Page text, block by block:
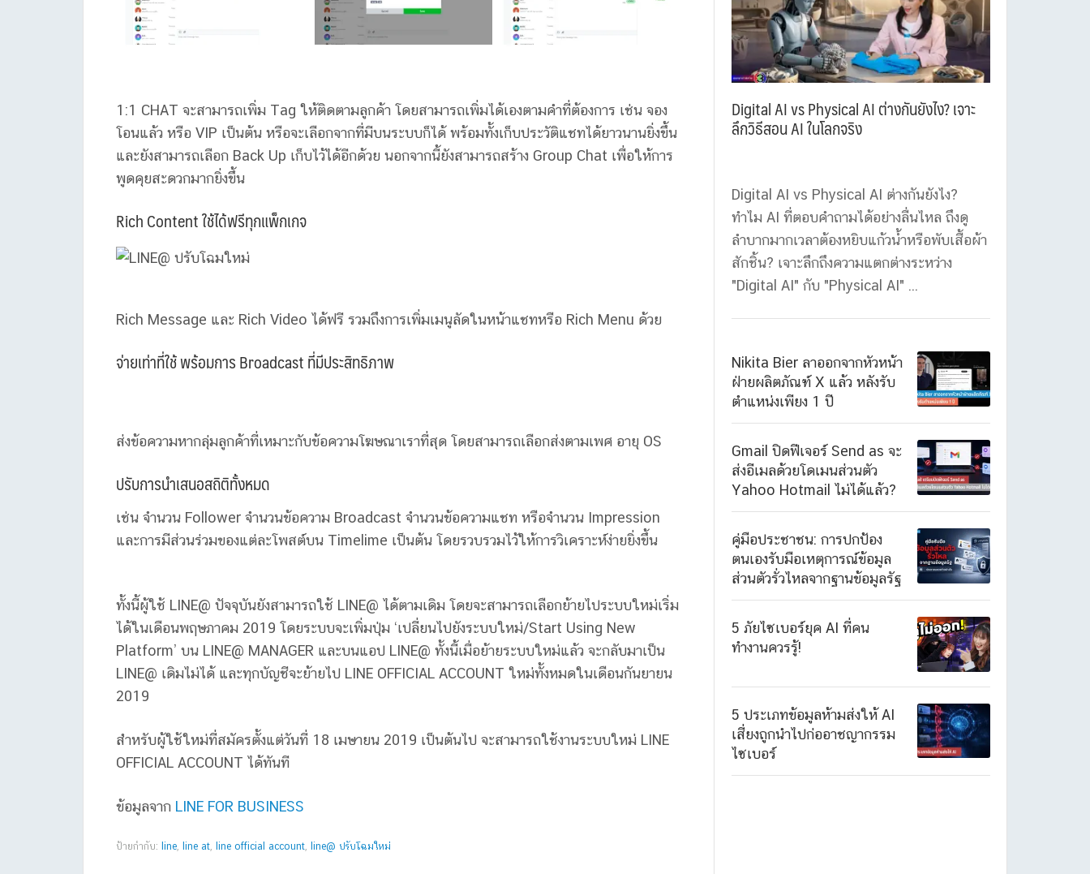
1:1 CHAT จะสามารถเพิ่ม Tag ให้ติดตามลูกค้า โดยสามารถเพิ่มได้เองตามคำที่ต้องการ เช่น จอง
โอนแล้ว หรือ VIP เป็นต้น หรือจะเลือกจากที่มีบนระบบก็ได้ พร้อมทั้งเก็บประวัติแชทได้ยาวนานยิ่งขึ้น
และยังสามารถเลือก Back Up เก็บไว้ได้อีกด้วย นอกจากนี้ยังสามารถสร้าง Group Chat เพื่อให้การ
พูดคุยสะดวกมากยิ่งขึ้น
Rich Content ใช้ได้ฟรีทุกแพ็กเกจ
Rich Message และ Rich Video ได้ฟรี รวมถึงการเพิ่มเมนูลัดในหน้าแชทหรือ Rich Menu ด้วย
จ่ายเท่าที่ใช้ พร้อมการ Broadcast ที่มีประสิทธิภาพ
ส่งข้อความหากลุ่มลูกค้าที่เหมาะกับข้อความโฆษณาเราที่สุด โดยสามารถเลือกส่งตามเพศ อายุ OS
ปรับการนำเสนอสถิติทั้งหมด
เช่น จำนวน Follower จำนวนข้อความ Broadcast จำนวนข้อความแชท หรือจำนวน Impression
และการมีส่วนร่วมของแต่ละโพสต์บน Timelime เป็นต้น โดยรวบรวมไว้ให้การวิเคราะห์ง่ายยิ่งขึ้น
ทั้งนี้ผู้ใช้ LINE@ ปัจจุบันยังสามารถใช้ LINE@ ได้ตามเดิม โดยจะสามารถเลือกย้ายไประบบใหม่เริ่ม
ได้ในเดือนพฤษภาคม 2019 โดยระบบจะเพิ่มปุ่ม ‘เปลี่ยนไปยังระบบใหม่/Start Using New
Platform’ บน LINE@ MANAGER และบนแอป LINE@ ทั้งนี้เมื่อย้ายระบบใหม่แล้ว จะกลับมาเป็น
LINE@ เดิมไม่ได้ และทุกบัญชีจะย้ายไป LINE OFFICIAL ACCOUNT ใหม่ทั้งหมดในเดือนกันยายน
2019
สำหรับผู้ใช้ใหม่ที่สมัครตั้งแต่วันที่ 18 เมษายน 2019 เป็นต้นไป จะสามารถใช้งานระบบใหม่ LINE
OFFICIAL ACCOUNT ได้ทันที
ข้อมูลจาก LINE FOR BUSINESS
ป้ายกำกับ: line, line at, line official account, line@ ปรับโฉมใหม่
Digital AI vs Physical AI ต่างกันยังไง? เจาะ
ลึกวิธีสอน AI ในโลกจริง
Digital AI vs Physical AI ต่างกันยังไง?
ทำไม AI ที่ตอบคำถามได้อย่างลื่นไหล ถึงดู
ลำบากมากเวลาต้องหยิบแก้วน้ำหรือพับเสื้อผ้า
สักชิ้น? เจาะลึกถึงความแตกต่างระหว่าง
"Digital AI" กับ "Physical AI" ...
Nikita Bier ลาออกจากหัวหน้า
ฝ่ายผลิตภัณฑ์ X แล้ว หลังรับ
ตำแหน่งเพียง 1 ปี
Gmail ปิดฟีเจอร์ Send as จะ
ส่งอีเมลด้วยโดเมนส่วนตัว
Yahoo Hotmail ไม่ได้แล้ว?
คู่มือประชาชน: การปกป้อง
ตนเองรับมือเหตุการณ์ข้อมูล
ส่วนตัวรั่วไหลจากฐานข้อมูลรัฐ
5 ภัยไซเบอร์ยุค AI ที่คน
ทำงานควรรู้!
5 ประเภทข้อมูลห้ามส่งให้ AI
เสี่ยงถูกนำไปก่ออาชญากรรม
ไซเบอร์